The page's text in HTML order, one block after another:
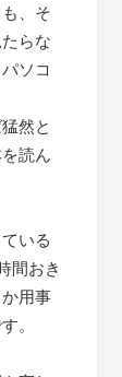
、そ
らな
ソコ
然と
読ん
いる
間おき
用事
。